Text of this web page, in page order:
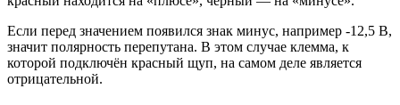
Если перед значением появился знак минус, например -12,5 В,
значит полярность перепутана. В этом случае клемма, к
которой подключён красный щуп, на самом деле является
отрицательной.